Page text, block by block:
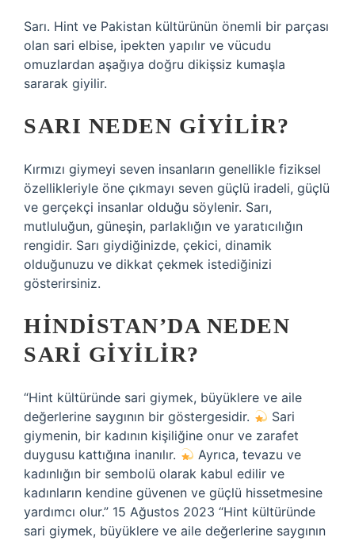
Sarı. Hint ve Pakistan kültürünün önemli bir parçası
olan sari elbise, ipekten yapılır ve vücudu
omuzlardan aşağıya doğru dikişsiz kumaşla
sararak giyilir.
SARI NEDEN GIYILIR?
Kırmızı giymeyi seven insanların genellikle fiziksel
özellikleriyle öne çıkmayı seven güçlü iradeli, güçlü
ve gerçekçi insanlar olduğu söylenir. Sarı,
mutluluğun, güneşin, parlaklığın ve yaratıcılığın
rengidir. Sarı giydiğinizde, çekici, dinamik
olduğunuzu ve dikkat çekmek istediğinizi
gösterirsiniz.
HINDISTAN’DA NEDEN
SARI GIYILIR?
“Hint kültüründe sari giymek, büyüklere ve aile
değerlerine saygının bir göstergesidir.
Sari
giymenin, bir kadının kişiliğine onur ve zarafet
duygusu kattığına inanılır.
Ayrıca, tevazu ve
kadınlığın bir sembolü olarak kabul edilir ve
kadınların kendine güvenen ve güçlü hissetmesine
yardımcı olur.” 15 Ağustos 2023 “Hint kültüründe
sari giymek, büyüklere ve aile değerlerine saygının